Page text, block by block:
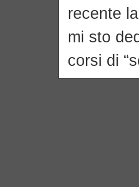
recente
mi sto
corsi di